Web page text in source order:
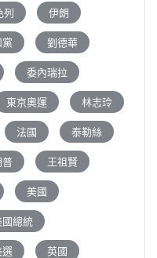
列 伊朗
黨 劉德華
委內瑞拉
東京奧運 林志玲
法國 泰勒絲
普 王祖賢
美國
國總統
選 英國